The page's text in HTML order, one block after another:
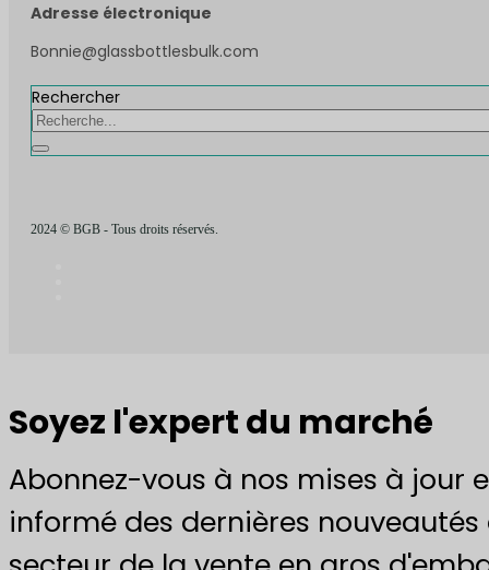
Adresse électronique
Bonnie@glassbottlesbulk.com
Rechercher
2024 © BGB - Tous droits réservés.
Soyez l'expert du marché
Abonnez-vous à nos mises à jour
informé des dernières nouveautés